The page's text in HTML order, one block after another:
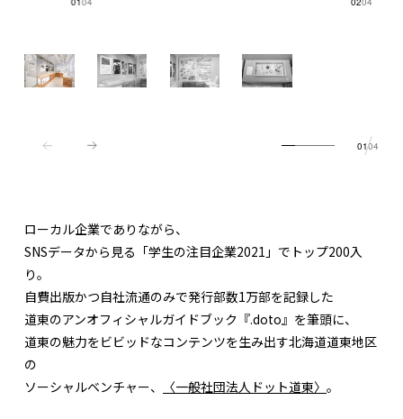
0104
ローカル企業でありながら、
SNSデータから見る「学生の注目企業2021」でトップ200入
り。
自費出版かつ自社流通のみで発行部数1万部を記録した
道東のアンオフィシャルガイドブック『.doto』を筆頭に、
道東の魅力をビビッドなコンテンツを生み出す北海道道東地区
の
ソーシャルベンチャー、
〈一般社団法人ドット道東〉 。